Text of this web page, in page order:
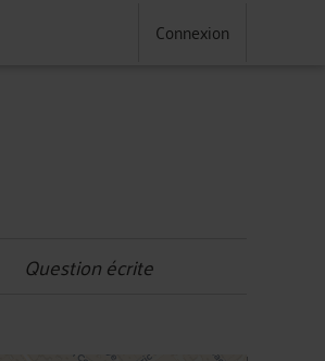
Connexion
Question écrite